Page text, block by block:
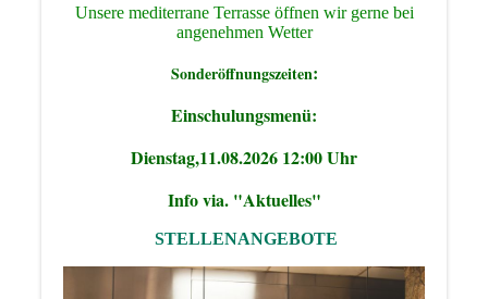
Unsere mediterrane Terrasse öffnen wir gerne bei
angenehmen Wetter
Sonderöffnungszeiten:
Einschulungsmenü:
Dienstag,11.08.2026 12:00 Uhr
Info via. "Aktuelles"
STELLENANGEBOTE